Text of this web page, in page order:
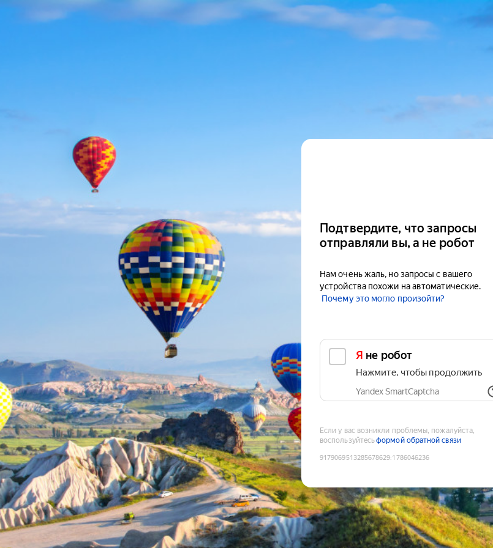
Подтвердите, что запросы
отправляли вы, а не робот
Нам очень жаль, но запросы с вашего
устройства похожи на автоматические.
Почему это могло произойти?
Я не робот
Нажмите, чтобы продолжить
Yandex SmartCaptcha
Если у вас возникли проблемы, пожалуйста,
воспользуйтесьформой обратной связи
9179069513285678629:1786046236